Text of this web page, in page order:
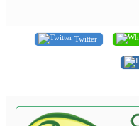
Twitter